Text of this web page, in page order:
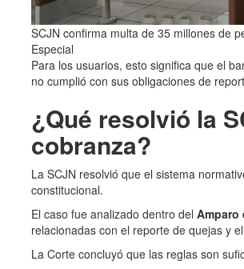
SCJN confirma multa de 35 millones de
Especial
Para los usuarios, esto significa que el
no cumplió con sus obligaciones de
¿Qué resolvió la
cobranza?
La SCJN resolvió que el sistema
constitucional.
El caso fue analizado dentro del Amparo
relacionadas con el reporte de quejas y
La Corte concluyó que las reglas son